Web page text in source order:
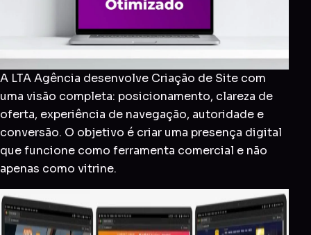
A LTA Agência desenvolve Criação de Site com
uma visão completa: posicionamento, clareza de
oferta, experiência de navegação, autoridade e
conversão. O objetivo é criar uma presença digital
que funcione como ferramenta comercial e não
apenas como vitrine.